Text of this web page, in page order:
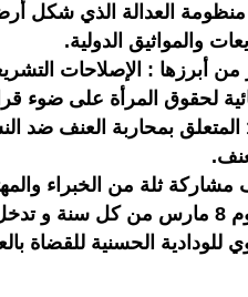
العدالة الذي شكل
والمواثيق الدولية.
: الإصلاحات
لحقوق المرأة على ضوء
قراءة في مقتضيات القانون 103.03 المتعلق
ثلة من الخبراء
لليوم العالمي للمرأة الذي يصادف يوم 8
للودادية الحسنية للقضاة